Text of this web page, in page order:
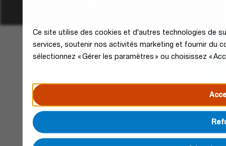
Ce site utilise des cookies et d'autres technologies de
services, soutenir nos activités marketing et fournir du
sélectionnez « Gérer les paramètres » ou choisissez «